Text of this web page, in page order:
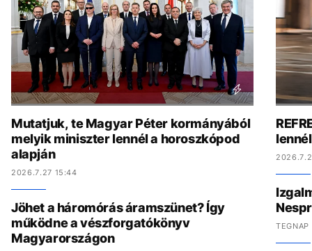
Mutatjuk, te Magyar Péter kormányából
melyik miniszter lennél a horoszkópod
alapján
2026.7.27 15:44
Jöhet a háromórás áramszünet? Így
működne a vészforgatókönyv
Magyarországon
TEGNAP